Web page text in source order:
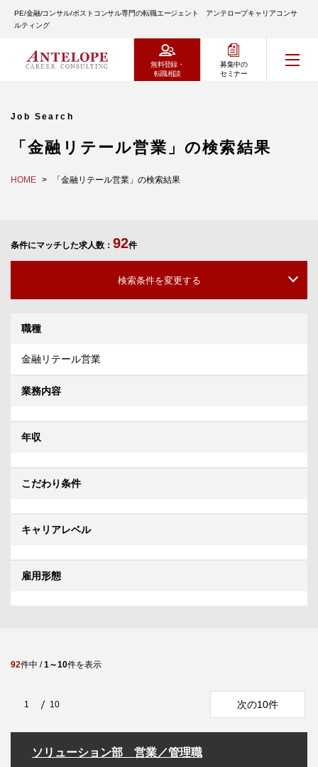
PE/金融/コンサル/ポストコンサル専門の転職エージェント アンテロープキャリアコンサ
ルティング
無料登録・
転職相談
募集中の
セミナー
Job Search
「金融リテール営業」の検索結果
HOME 「金融リテール営業」の検索結果
条件にマッチした求人数： 92件
検索条件を変更する
職種
金融リテール営業
業務内容
年収
こだわり条件
キャリアレベル
雇用形態
92件中 /1～10件を表示
1 10 次の10件
ソリューション部 営業／管理職